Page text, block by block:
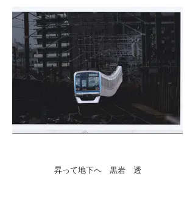
昇って地下へ 黒岩 透